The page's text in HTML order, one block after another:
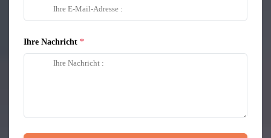
Ihre Nachricht